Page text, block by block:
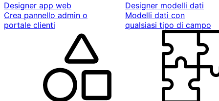
Designer app web
Crea pannello admin o
portale clienti
Designer modelli dati
Modelli dati con
qualsiasi tipo di campo